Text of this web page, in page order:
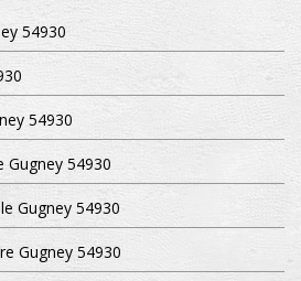
54930
54930
Gugney 54930
Gugney 54930
Gugney 54930